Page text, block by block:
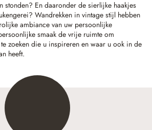
stonden? En daaronder de sierlijke haakjes
Wandrekken in vintage stijl hebben
ambiance van uw persoonlijke
smaak de vrije ruimte om
zoeken die u inspireren en waar u ook in de
heeft.